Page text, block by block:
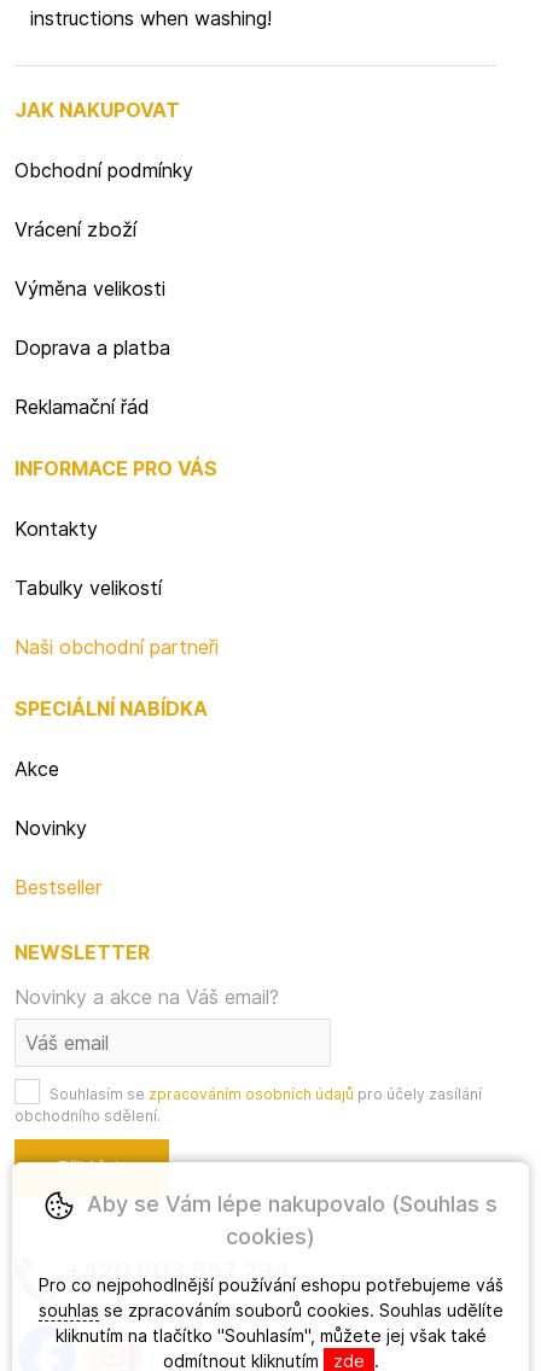
instructions when washing!
JAK NAKUPOVAT
Obchodní podmínky
Vrácení zboží
Výměna velikosti
Doprava a platba
Reklamační řád
INFORMACE PRO VÁS
Kontakty
Tabulky velikostí
Naši obchodní partneři
SPECIÁLNÍ NABÍDKA
Akce
Novinky
Bestseller
NEWSLETTER
Novinky a akce na Váš email?
Souhlasím se zpracováním osobních údajů pro účely zasílání
obchodního sdělení.
+420 603 557 294
Aby se Vám lépe nakupovalo (Souhlas s
cookies)
Pro co nejpohodlnější používání eshopu potřebujeme váš
souhlas se zpracováním souborů cookies. Souhlas udělíte
kliknutím na tlačítko "Souhlasím", můžete jej však také
odmítnout kliknutím
zde .